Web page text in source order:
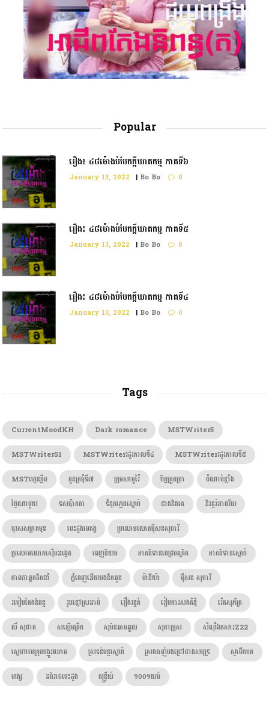
Popular
រឿង៖ ៤៨ម៉ោងបំបែកក្តីឃាតកម្ម ភាគទី៦
January 13, 2022 | Bo Bo 0
រឿង៖ ៤៨ម៉ោងបំបែកក្ដីឃាតកម្ម ភាគទី៥
January 13, 2022 | Bo Bo 0
រឿង៖ ៤៨ម៉ោងបំបែកក្តីឃាតកម្ម ភាគទី៤
January 13, 2022 | Bo Bo 0
Tags
CurrentMoodKH Dark romance
MSTWriter5
MSTWriterS1
MSTWriterរដូវកាលទី៤
MSTWriterរដូវកាលទី៥
MSTហ្វេនក្លឹប
កូនក្រមុំទី៧ ក្រុមសាមូរ៉ៃ ចិត្តត្រួតត្រា
ចំណាប់ខ្មាំង
ថ្ងៃណាមួយ
ទសប៉ាកកា ទំនុកភ្លេងស្នេហ៍ នាងនិងគេ
និរន្តរ៍អាល័យ
បុរសសម្លាកមុខ
បេះដូងមេគង្គ
ប្រលោមលោកម៉ីសនសុធារី
ប្រលោមលោកស៊ើបអង្កេត
ពេញនិយម ភាគនិទានពេជ្របណ្ឌិត
ភាគនិទានស្នេហ៍
ភាពជាអ្នកដឹកនាំ
ភ្នំពេញអើយបងនឹកអូន ម៉ានីយ៉ា
ម៉ីសន សុធារី
របៀបតែងនិពន្ធ
រូបខ្មៅស្រអាប់ រឿងរន្ធត់ រៀបការសងគំនុំ
រ៉េតសុភ័ក្រ
លី សុផាត
សន្សើមព្រឹក សុបិនឆាបឆួល សុភាប្រុស
សំណុំឯកសារZ22
ស្នេហាមេក្រុមបង្ហូរឈាម
ស្រទន់មន្តស្នេហ៍ ស្រលាញ់បងជ្រៅជាងសមុទ្រ
ស្វាមីចចក
ហង្សៈ​
អធិរាជបេះដូង ឥន្រ្ទីយ៍ ១០០១យប់